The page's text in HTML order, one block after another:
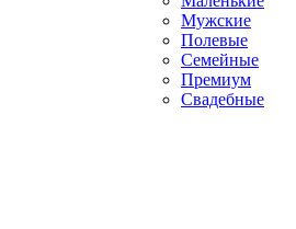
Мужские
Полевые
Семейные
Премиум
Свадебные